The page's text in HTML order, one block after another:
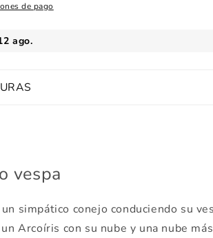
de pago
vespa
simpático conejo conduciendo su
Arcoíris con su nube y una nube